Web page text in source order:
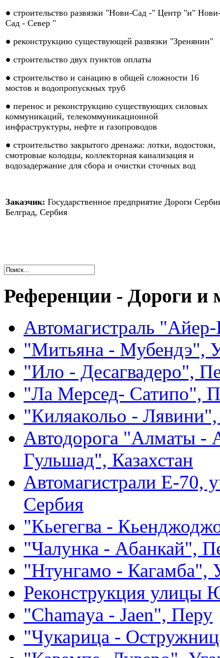
● строительство развязки "Нови-Сад -" Центр "и"
Сад - Север "
● реконструкцию существующей развязки "Зренянин"
● строительство двух пунктов оплаты
● строительство и санацию в общей сложности 16
мостов и водопропускных труб
● перенос и реконструкцию существующих силовых
коммуникаций, телекоммуникационной
инфраструктуры, нефте и газопроводов
● строительство закрытого дренажа: лотки, водостоки,
смотровые колодцы, коллекторная канализация и
водозадержание для сбора и очистки сточных вод
Заказчик: Государственное предприятие Дороги
Белград, Сербия
Референции - Дороги и
Автомагистраль
"Митьяна - Мубендэ",
"Ило - Десагвадеро",
"Ла Мерсед- Сатипо",
"Киляакольо -
Автодорога "Алматы -
Гульшад", Казахстан
Aвтомагистрали E-70,
Сербия
"Кьегегва -
"Чалунка - Aбанкай",
"Нтунгамо - Кагамбa",
Реконструкция улицы
"Chamaya - Jaen", Перу
"Чукарица -